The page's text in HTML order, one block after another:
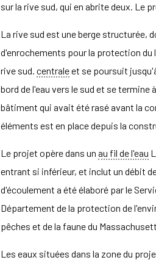
sur la rive sud, qui en abrite deux. Le
La rive sud est une berge structurée,
d'enrochements pour la protection
rive sud. centraleet se poursuit
bord de l'eau vers le sud et se
bâtiment qui avait été rasé avant la
éléments est en place depuis la
Le projet opère dans un au fil de l'eau
entrant si inférieur, et inclut un débit
d'écoulement a été élaboré par le
Département de la protection de
pêches et de la faune du
Les eaux situées dans la zone du